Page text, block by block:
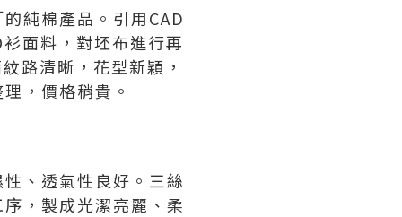
純棉產品。引用CAD
面料，對坯布進行再
路清晰，花型新穎，
，價格稍貴。
、透氣性良好。三絲
，製成光潔亮麗、柔